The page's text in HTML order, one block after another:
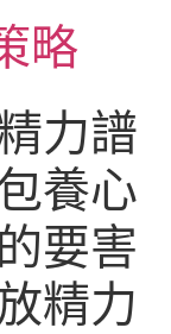
略
力譜
養心
要害
精力